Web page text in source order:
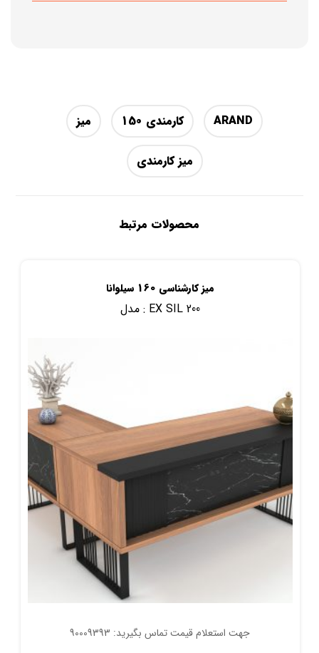
ARAND کارمندی 150 میز
میز کارمندی
محصولات مرتبط
میز کارشناسی 160 سیلوانا
مدل : EX SIL 200
جهت استعلام قیمت تماس بگیرید: 90009393